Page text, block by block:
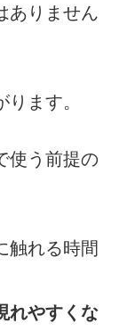
ありません
ます。
使う前提の
触れる時間
れやすくな